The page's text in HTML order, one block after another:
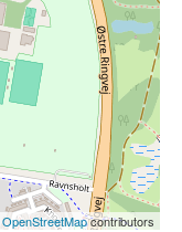
OpenStreetMapcontributors